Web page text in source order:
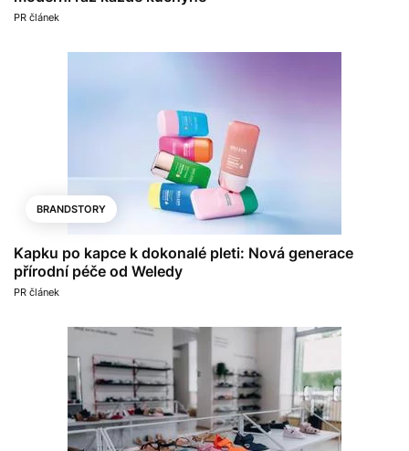
PR článek
BRANDSTORY
Kapku po kapce k dokonalé pleti: Nová generace
přírodní péče od Weledy
PR článek